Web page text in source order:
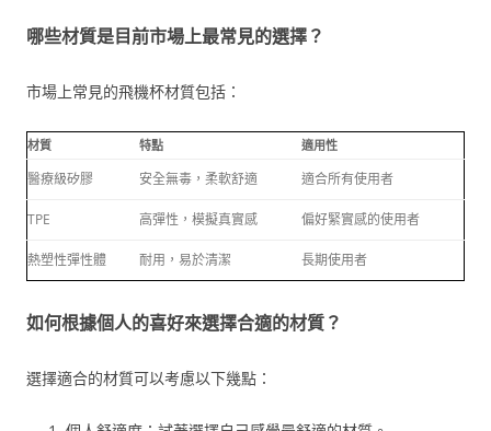
哪些材質是目前市場上最常見的選擇？
市場上常見的飛機杯材質包括：
材質 特點 適用性
醫療級矽膠 安全無毒，柔軟舒適 適合所有使用者
TPE 高彈性，模擬真實感 偏好緊實感的使用者
熱塑性彈性體 耐用，易於清潔 長期使用者
如何根據個人的喜好來選擇合適的材質？
選擇適合的材質可以考慮以下幾點：